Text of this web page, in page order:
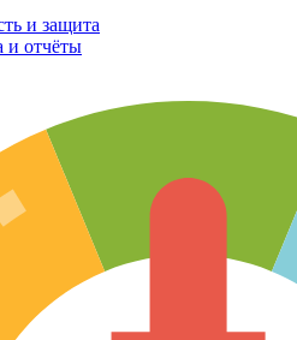
и защита
и отчёты